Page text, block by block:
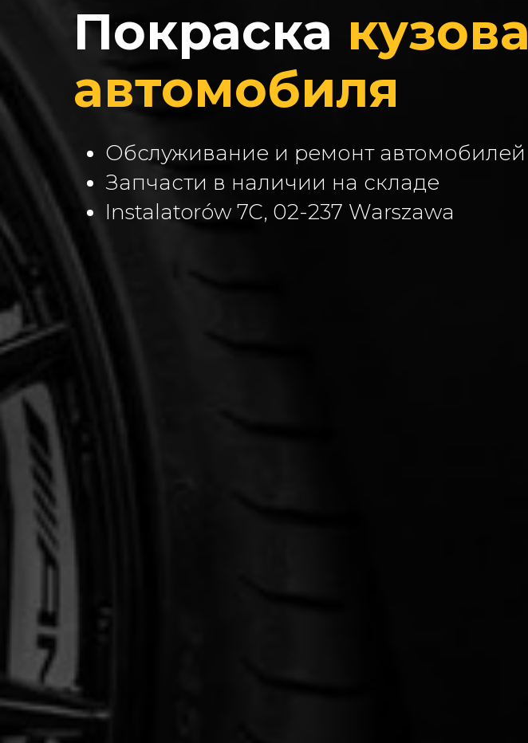
Покраска кузова
автомобиля
Обслуживание и ремонт автомобилей
Запчасти в наличии на складе
Instalatorów 7C, 02-237 Warszawa